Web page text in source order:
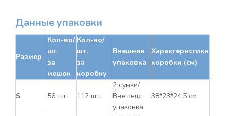
Данные упаковки
Размер
Кол-во/
шт.
за
мешок
Кол-во/
шт.
за
коробку
Внешняя
упаковка
Характеристики
коробки (см)
S 56 шт. 112 шт.
2 сумки/
Внешняя
упаковка
38*23*24,5 см